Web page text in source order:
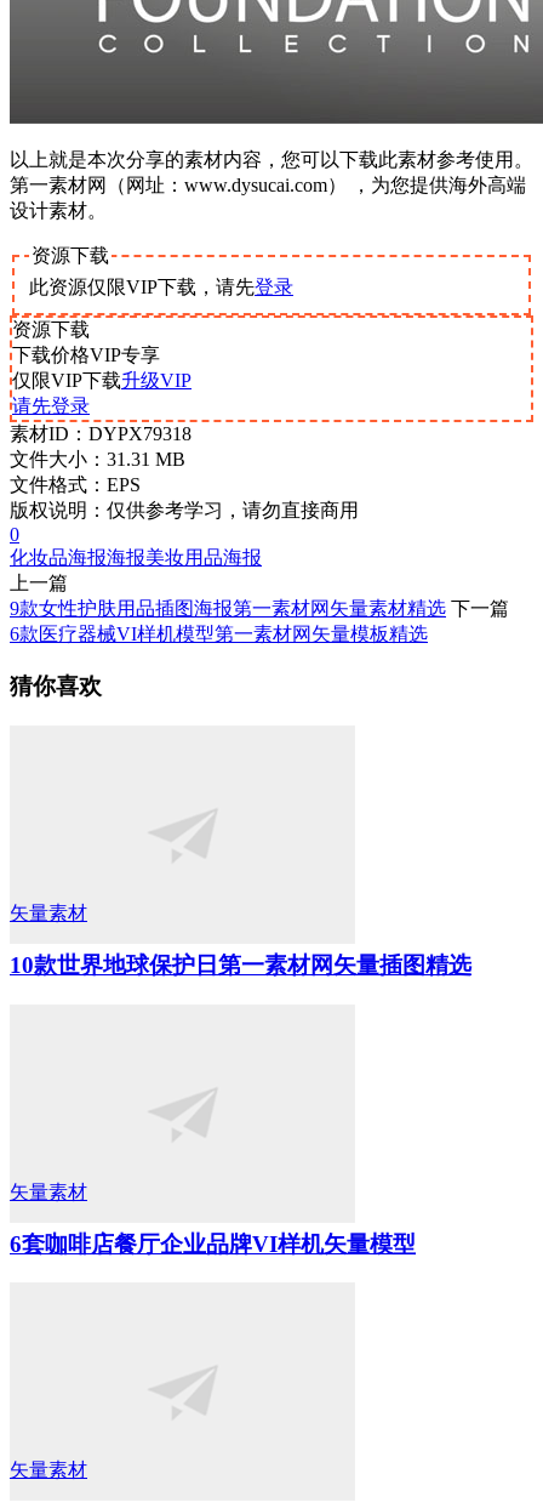
以上就是本次分享的素材内容，您可以下载此素材参考使用。
第一素材网（网址：www.dysucai.com） ，为您提供海外高端
设计素材。
资源下载
此资源仅限VIP下载，请先登录
资源下载
下载价格VIP专享
仅限VIP下载升级VIP
请先登录
素材ID： DYPX79318
文件大小： 31.31 MB
文件格式： EPS
版权说明： 仅供参考学习，请勿直接商用
0
化妆品海报海报美妆用品海报
上一篇
9款女性护肤用品插图海报第一素材网矢量素材精选 下一篇
6款医疗器械VI样机模型第一素材网矢量模板精选
猜你喜欢
矢量素材
10款世界地球保护日第一素材网矢量插图精选
矢量素材
6套咖啡店餐厅企业品牌VI样机矢量模型
矢量素材